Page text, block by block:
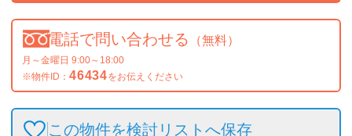
電話で問い合わせる （無料）
月～金曜日 9:00～18:00
※物件ID： 46434をお伝えください
この物件を検討リストへ保存